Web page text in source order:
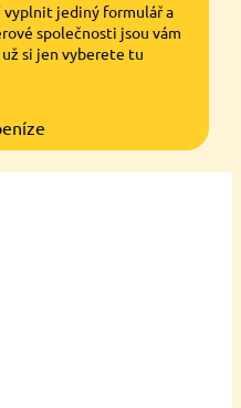
vyplnit jediný formulář a
společnosti jsou vám
si jen vyberete tu